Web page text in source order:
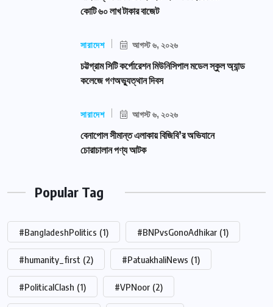
কোটি ৬০ লাখ টাকার বাজেট
সারাদেশ আগস্ট ৬, ২০২৬
চট্টগ্রাম সিটি কর্পোরেশন মিউনিসিপাল মডেল স্কুল অ্যান্ড
কলেজে গণঅভ্যুত্থান দিবস
সারাদেশ আগস্ট ৬, ২০২৬
বেনাপোল সীমান্ত এলাকায় বিজিবি’র অভিযানে
চোরাচালান পণ্য আটক
Popular Tag
#BangladeshPolitics (1) #BNPvsGonoAdhikar (1)
#humanity_first (2) #PatuakhaliNews (1)
#PoliticalClash (1) #VPNoor (2)